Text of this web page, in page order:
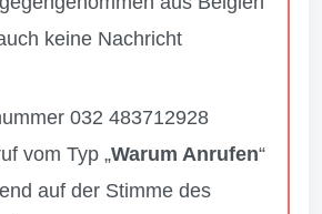
keine Nachricht
032 483712928
vom Typ „Warum Anrufen“
auf der Stimme des